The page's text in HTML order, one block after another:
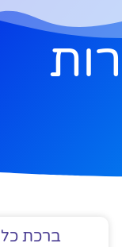
ברכת